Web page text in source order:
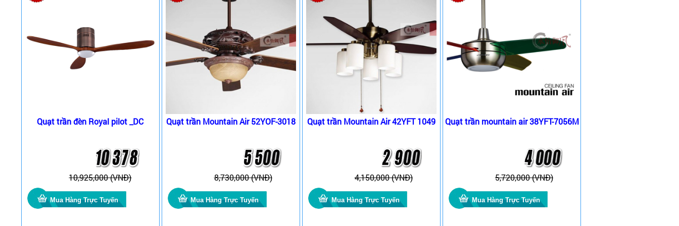
Quạt trần đèn Royal pilot _DC
10,925,000 (VNĐ)
Quạt trần Mountain Air 52YOF-3018
8,730,000 (VNĐ)
Quạt trần Mountain Air 42YFT 1049
4,150,000 (VNĐ)
Quạt trần mountain air 38YFT-7056M
5,720,000 (VNĐ)